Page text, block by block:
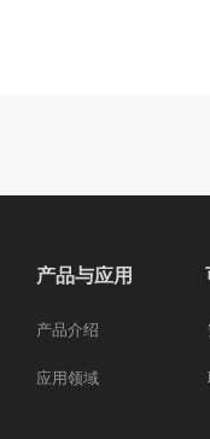
产品介绍
应用领域
产品与应用